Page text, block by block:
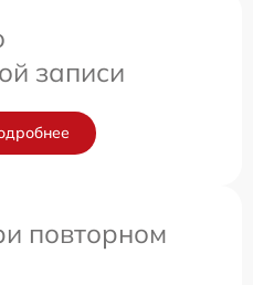
записи
повторном